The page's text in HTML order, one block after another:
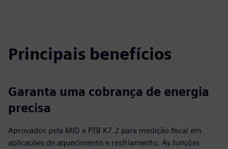
Principais benefícios
Garanta uma cobrança de energia
precisa
Aprovados pela MID e PTB K7.2 para medição fiscal em
aplicações de aquecimento e resfriamento. As funções